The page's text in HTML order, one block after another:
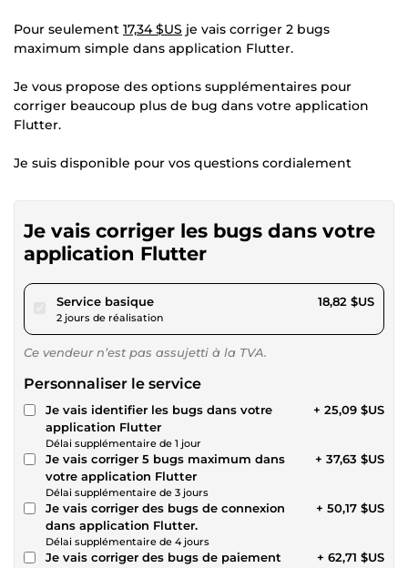
Pour seulement 17,34 $US je vais corriger 2 bugs
maximum simple dans application Flutter.
Je vous propose des options supplémentaires pour
corriger beaucoup plus de bug dans votre application
Flutter.
Je suis disponible pour vos questions cordialement
Je vais corriger les bugs dans votre
application Flutter
Service basiquepour 17,34 $US
2 jours de réalisation
18,82 $US
Ce vendeur n’est pas assujetti à la TVA.
Personnaliser le service
Je vais identifier les bugs dans votre
application Flutter
Délai supplémentaire de 1 jour
+ 25,09 $US
Je vais corriger 5 bugs maximum dans
votre application Flutter
Délai supplémentaire de 3 jours
+ 37,63 $US
Je vais corriger des bugs de connexion
dans application Flutter.
Délai supplémentaire de 4 jours
+ 50,17 $US
Je vais corriger des bugs de paiement
+ 62,71 $US